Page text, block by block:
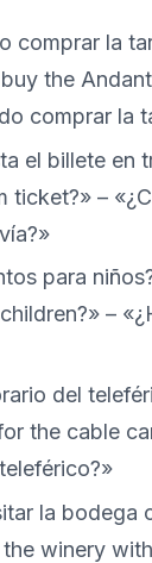
comprar la
the
comprar la
el billete en
ticket?» –
para
–
del
the cable
la bodega
winery